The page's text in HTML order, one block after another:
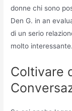
donne chi sono
Den G. in an
di un serio
molto
Coltivare